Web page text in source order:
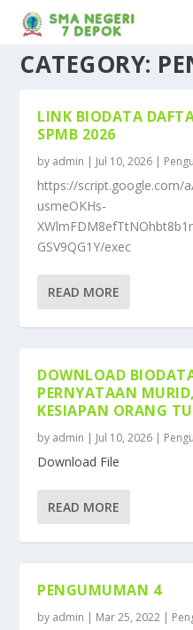
CATEGORY:
LINK BIODATA
SPMB 2026
by admin | Jul 10, 2026 |
https://script.google.com/
usmeOKHs-
GSV9QG1Y/exec
READ MORE
DOWNLOAD
PERNYATAAN
KESIAPAN ORANG
by admin | Jul 10, 2026 |
Download File
READ MORE
PENGUMUMAN 4
by admin | Mar 25, 2022 |